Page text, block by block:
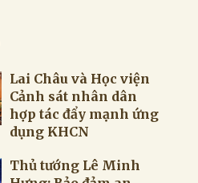
Lai Châu và Học viện
Cảnh sát nhân dân
hợp tác đẩy mạnh ứng
dụng KHCN
Thủ tướng Lê Minh